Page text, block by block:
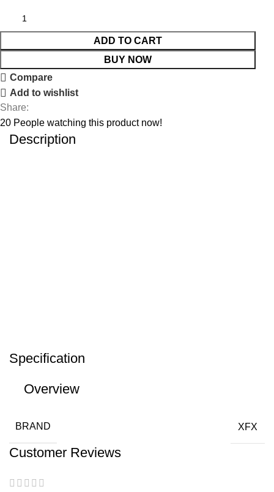
ADD TO CART
BUY NOW
Compare
Add to wishlist
Share:
20 People watching this product now!
Description
Specification
Overview
BRAND XFX
Customer Reviews